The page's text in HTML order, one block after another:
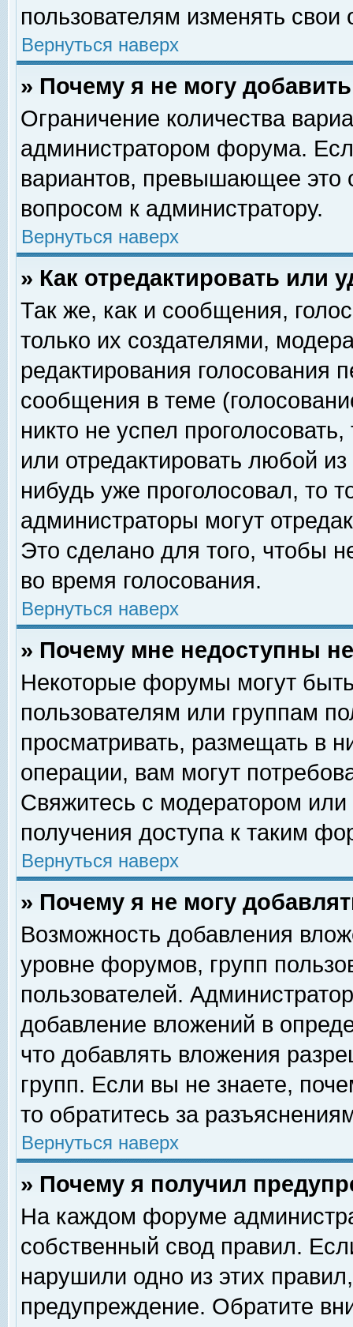
пользователям изменять свои
Вернуться наверх
» Почему я не могу
Ограничение количества
администратором форума.
вариантов, превышающее это
вопросом к администратору.
Вернуться наверх
» Как отредактировать или
Так же, как и сообщения,
только их создателями,
редактирования голосования
сообщения в теме
никто не успел
или отредактировать любой
нибудь уже проголосовал, то
администраторы могут
Это сделано для того, чтобы
во время голосования.
Вернуться наверх
» Почему мне недоступны
Некоторые форумы могут
пользователям или группам
просматривать, размещать в
операции, вам могут
Свяжитесь с модератором
получения доступа к таким
Вернуться наверх
» Почему я не могу
Возможность добавления
уровне форумов, групп
пользователей.
добавление вложений в
что добавлять вложения
групп. Если вы не знаете,
то обратитесь за
Вернуться наверх
» Почему я получил
На каждом форуме
собственный свод правил.
нарушили одно из этих
предупреждение. Обратите